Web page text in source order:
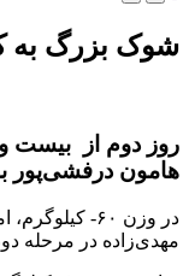
شوک بزرگ به
هامون درفشی‌پور
مهدی‌زاده در مرحله